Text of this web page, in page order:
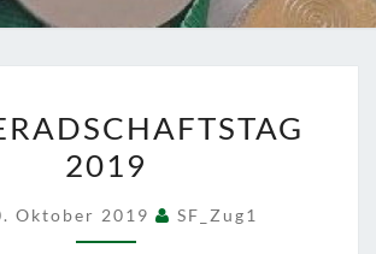
2019
2019
Oktober 2019 SF_Zug1